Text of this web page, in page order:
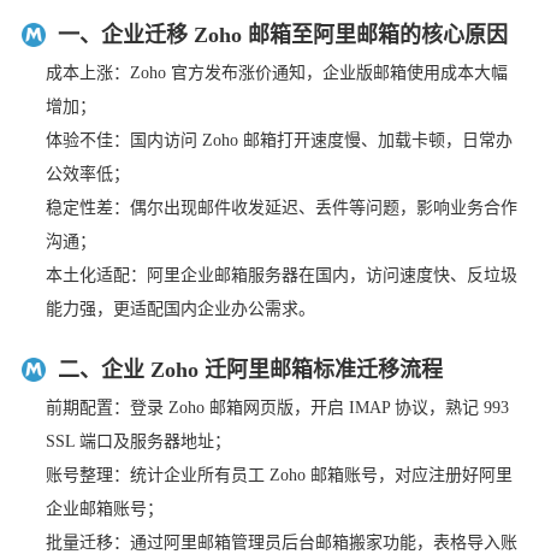
一、企业迁移 Zoho 邮箱至阿里邮箱的核心原因
成本上涨：Zoho 官方发布涨价通知，企业版邮箱使用成本大幅
增加；
体验不佳：国内访问 Zoho 邮箱打开速度慢、加载卡顿，日常办
公效率低；
稳定性差：偶尔出现邮件收发延迟、丢件等问题，影响业务合作
沟通；
本土化适配：阿里企业邮箱服务器在国内，访问速度快、反垃圾
能力强，更适配国内企业办公需求。
二、企业 Zoho 迁阿里邮箱标准迁移流程
前期配置：登录 Zoho 邮箱网页版，开启 IMAP 协议，熟记 993
SSL 端口及服务器地址；
账号整理：统计企业所有员工 Zoho 邮箱账号，对应注册好阿里
企业邮箱账号；
批量迁移：通过阿里邮箱管理员后台邮箱搬家功能，表格导入账